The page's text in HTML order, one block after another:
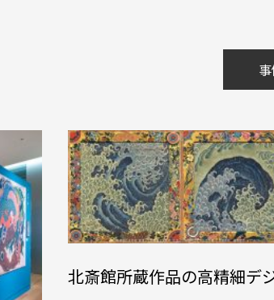
北斎館所蔵作品の高精細デ